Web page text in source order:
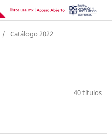
/ Catálogo 2022
40 títulos